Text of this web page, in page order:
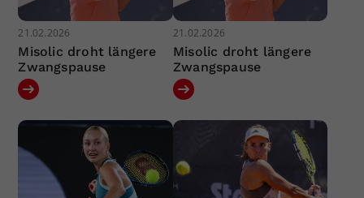
21.02.2026
Misolic droht längere
Zwangspause
21.02.2026
Misolic droht längere
Zwangspause